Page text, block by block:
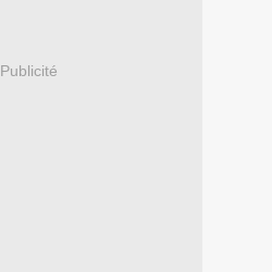
Publicité